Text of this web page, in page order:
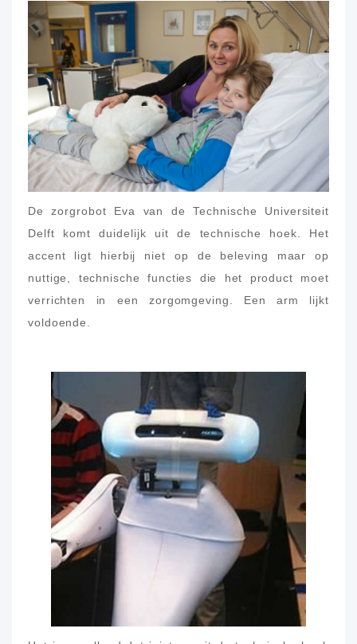
De zorgrobot Eva van de Technische Universiteit
Delft komt duidelijk uit de technische hoek. Het
accent ligt hierbij niet op de beleving maar op
nuttige, technische functies die het product moet
verrichten in een zorgomgeving. Een arm lijkt
voldoende.